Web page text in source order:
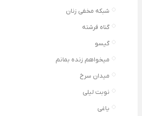
شبکه مخفی زنان
گناه فرشته
گیسو
میخواهم زنده بمانم
میدان سرخ
نوبت لیلی
یاغی